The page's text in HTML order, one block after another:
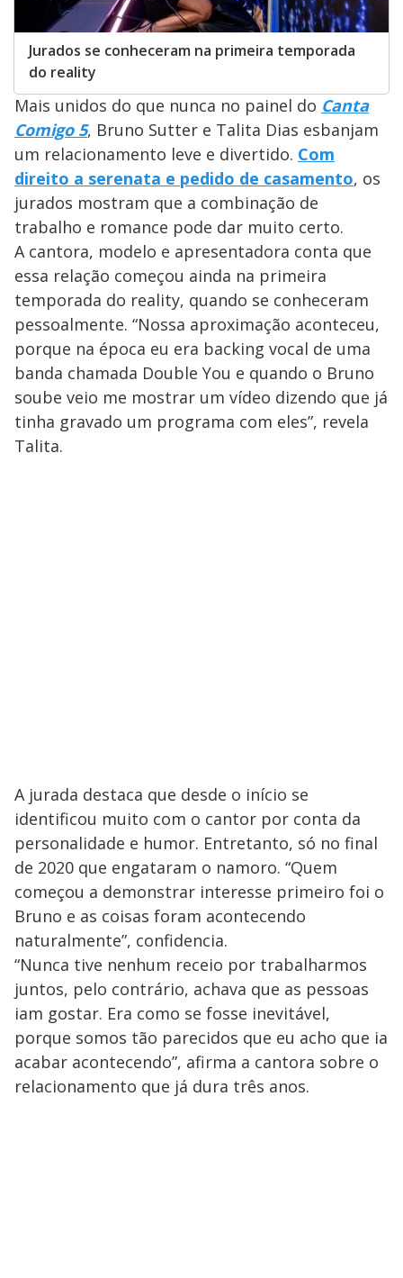
Jurados se conheceram na primeira temporada
do reality
Mais unidos do que nunca no painel do Canta
Comigo 5, Bruno Sutter e Talita Dias esbanjam
um relacionamento leve e divertido. Com
direito a serenata e pedido de casamento, os
jurados mostram que a combinação de
trabalho e romance pode dar muito certo.
A cantora, modelo e apresentadora conta que
essa relação começou ainda na primeira
temporada do reality, quando se conheceram
pessoalmente. “Nossa aproximação aconteceu,
porque na época eu era backing vocal de uma
banda chamada Double You e quando o Bruno
soube veio me mostrar um vídeo dizendo que já
tinha gravado um programa com eles”, revela
Talita.
A jurada destaca que desde o início se
identificou muito com o cantor por conta da
personalidade e humor. Entretanto, só no final
de 2020 que engataram o namoro. “Quem
começou a demonstrar interesse primeiro foi o
Bruno e as coisas foram acontecendo
naturalmente”, confidencia.
“Nunca tive nenhum receio por trabalharmos
juntos, pelo contrário, achava que as pessoas
iam gostar. Era como se fosse inevitável,
porque somos tão parecidos que eu acho que ia
acabar acontecendo”, afirma a cantora sobre o
relacionamento que já dura três anos.